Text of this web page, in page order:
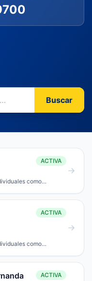
Buscar
ACTIVA
como
ACTIVA
como
ACTIVA